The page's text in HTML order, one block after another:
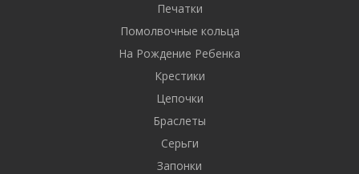
Печатки
Помолвочные кольца
На Рождение Ребенка
Крестики
Цепочки
Браслеты
Серьги
Запонки